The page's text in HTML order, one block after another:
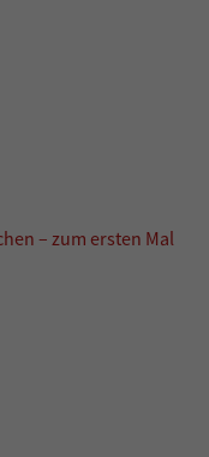
– zum ersten Mal